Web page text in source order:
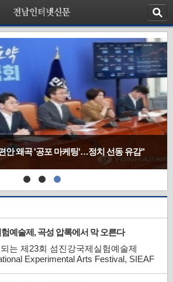
안 왜곡 '공포 마케팅'…정치 선동 유감"
예술제, 곡성 압록에서 막 오른다
는 제23회 섬진강국제실험예술제
Experimental Arts Festival, SIEAF